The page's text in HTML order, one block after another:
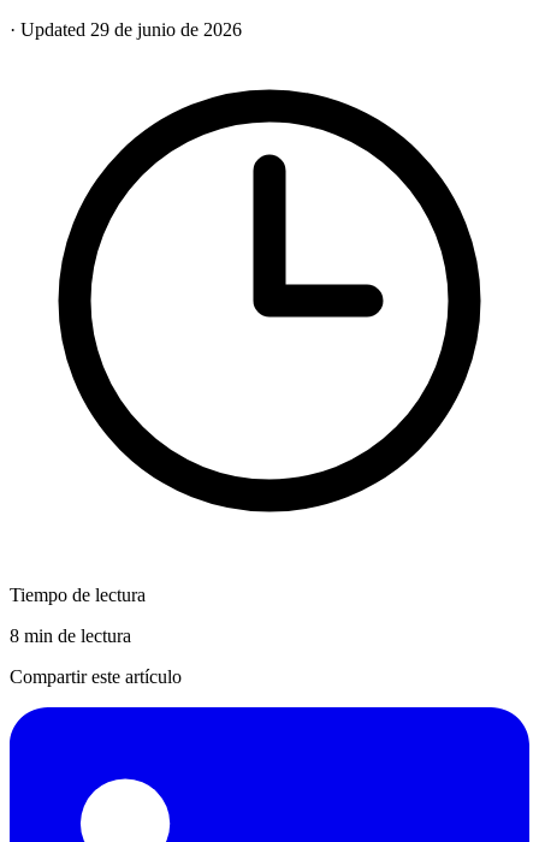
· Updated 29 de junio de 2026
Tiempo de lectura
8 min de lectura
Compartir este artículo